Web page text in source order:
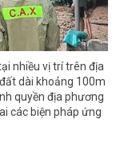
nhiều vị trí trên địa
dài khoảng 100m
quyền địa phương
các biện pháp ứng